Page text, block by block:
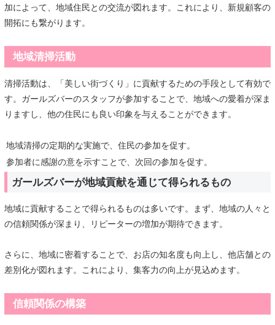
加によって、地域住民との交流が図れます。これにより、新規顧客の
開拓にも繋がります。
地域清掃活動
清掃活動は、「美しい街づくり」に貢献するための手段として有効で
す。ガールズバーのスタッフが参加することで、地域への愛着が深ま
りますし、他の住民にも良い印象を与えることができます。
地域清掃の定期的な実施で、住民の参加を促す。
参加者に感謝の意を示すことで、次回の参加を促す。
ガールズバーが地域貢献を通じて得られるもの
地域に貢献することで得られるものは多いです。まず、地域の人々と
の信頼関係が深まり、リピーターの増加が期待できます。
さらに、地域に密着することで、お店の知名度も向上し、他店舗との
差別化が図れます。これにより、集客力の向上が見込めます。
信頼関係の構築